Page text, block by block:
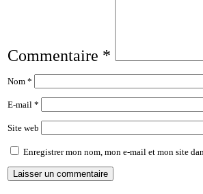
Commentaire *
Nom *
E-mail *
Site web
Enregistrer mon nom, mon e-mail et mon site